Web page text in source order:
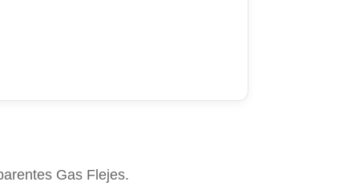
Gas Flejes.